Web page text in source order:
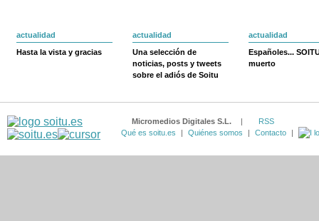
actualidad
Hasta la vista y gracias
actualidad
Una selección de
noticias, posts y tweets
sobre el adiós de Soitu
actualidad
Españoles...
muerto
Micromedios Digitales S.L. |
RSS
Qué es soitu.es
| Quiénes somos | Contacto |